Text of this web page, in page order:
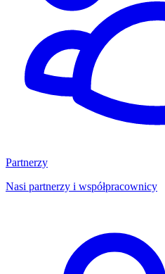
Partnerzy
Nasi partnerzy i współpracownicy